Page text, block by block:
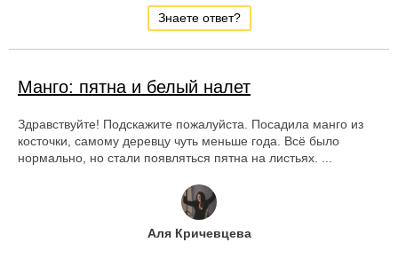
Знаете ответ?
Манго: пятна и белый налет
Здравствуйте! Подскажите пожалуйста. Посадила манго из
косточки, самому деревцу чуть меньше года. Всё было
нормально, но стали появляться пятна на листьях. ...
Аля Кричевцева